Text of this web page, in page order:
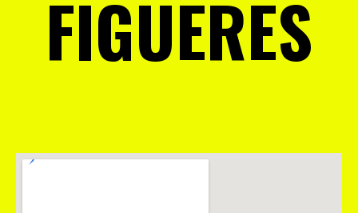
FIGUERES